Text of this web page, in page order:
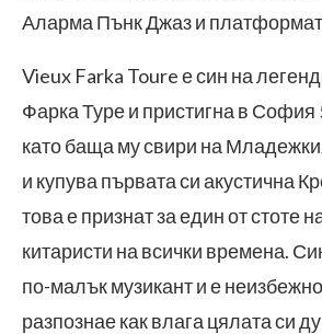
Аларма Пънк Джаз и
Vieux Farka Toure е син на
Фарка Туре и пристигна в София
като баща му свири на
и купува първата си акустична
това е признат за един от стоте
китаристи на всички времена.
по-малък музикант и е
разпознае как влага цялата си